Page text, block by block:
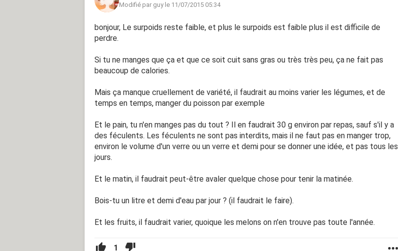
Modifié par guy le 11/07/2015 05:34
bonjour, Le surpoids reste faible, et plus le surpoids est faible plus il est difficile de
perdre.
Si tu ne manges que ça et que ce soit cuit sans gras ou très très peu, ça ne fait pas
beaucoup de calories.
Mais ça manque cruellement de variété, il faudrait au moins varier les légumes, et de
temps en temps, manger du poisson par exemple
Et le pain, tu n'en manges pas du tout ? Il en faudrait 30 g environ par repas, sauf s'il y a
des féculents. Les féculents ne sont pas interdits, mais il ne faut pas en manger trop,
environ le volume d'un verre ou un verre et demi pour se donner une idée, et pas tous les
jours.
Et le matin, il faudrait peut-être avaler quelque chose pour tenir la matinée.
Bois-tu un litre et demi d'eau par jour ? (il faudrait le faire).
Et les fruits, il faudrait varier, quoique les melons on n'en trouve pas toute l'année.
1